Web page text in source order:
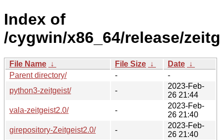
Index of
/cygwin/x86_64/release/
File Name ↓ File Size ↓ Date ↓
Parent directory/
-
-
python3-zeitgeist/
-
2023-Feb-
26 21:44
vala-zeitgeist2.0/
-
2023-Feb-
26 21:40
girepository-Zeitgeist2.0/
-
2023-Feb-
26 21:40